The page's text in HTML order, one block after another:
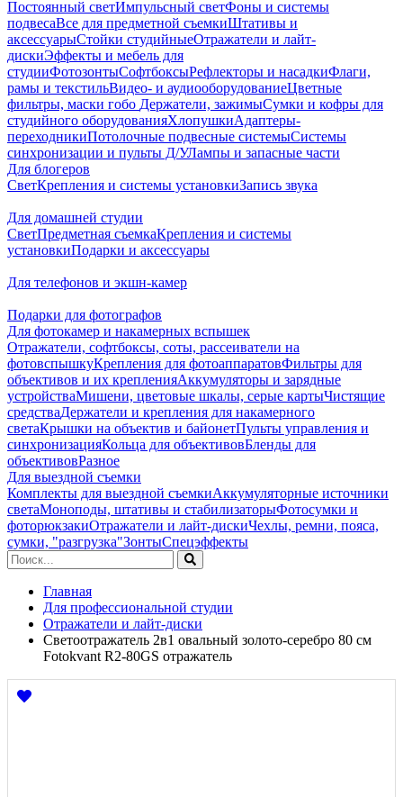
Постоянный светИмпульсный светФоны и системы
подвесаВсе для предметной съемкиШтативы и
аксессуарыСтойки студийныеОтражатели и лайт-
дискиЭффекты и мебель для
студииФотозонтыСофтбоксыРефлекторы и насадкиФлаги,
рамы и текстильВидео- и аудиооборудованиеЦветные
фильтры, маски гобо Держатели, зажимыСумки и кофры для
студийного оборудованияХлопушкиАдаптеры-
переходникиПотолочные подвесные системыСистемы
синхронизации и пульты Д/УЛампы и запасные части
Для блогеров
СветКрепления и системы установкиЗапись звука
Для домашней студии
СветПредметная съемкаКрепления и системы
установкиПодарки и аксессуары
Для телефонов и экшн-камер
Подарки для фотографов
Для фотокамер и накамерных вспышек
Отражатели, софтбоксы, соты, рассеиватели на
фотовспышкуКрепления для фотоаппаратовФильтры для
объективов и их крепленияАккумуляторы и зарядные
устройстваМишени, цветовые шкалы, серые картыЧистящие
средстваДержатели и крепления для накамерного
светаКрышки на объектив и байонетПульты управления и
синхронизацияКольца для объективовБленды для
объективовРазное
Для выездной съемки
Комплекты для выездной съемкиАккумуляторные источники
светаМоноподы, штативы и стабилизаторыФотосумки и
фоторюкзакиОтражатели и лайт-дискиЧехлы, ремни, пояса,
сумки, "разгрузка"ЗонтыСпецэффекты
Главная
Для профессиональной студии
Отражатели и лайт-диски
Светоотражатель 2в1 овальный золото-серебро 80 см
Fotokvant R2-80GS отражатель